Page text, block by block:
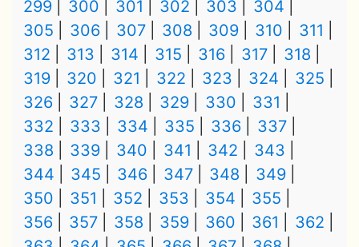
299
300 301 302 303
304
305
306 307 308 309 310
311
312
313 314 315 316 317
318
319
320 321 322 323 324
325
326
327 328 329 330
331
332
333 334 335 336
337
338
339 340 341 342
343
344
345 346 347 348
349
350
351 352 353 354
355
356
357 358 359 360 361
362